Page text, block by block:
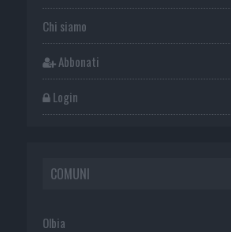
Chi siamo
Abbonati
Login
COMUNI
Olbia